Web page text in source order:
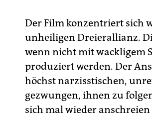
Der Film konzentriert sich
unheiligen Dreierallianz.
wenn nicht mit wackligem
produziert werden. Der
höchst narzisstischen,
gezwungen, ihnen zu
sich mal wieder